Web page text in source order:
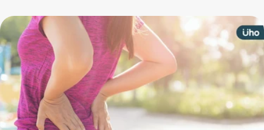
師建議，患者可以採取支持性療法「SEEDS」，再搭配「核心快走
法」來改善擾人的慢性疼痛。